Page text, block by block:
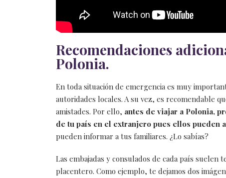
Recomendaciones
Polonia.
En toda situación de emergencia es muy
autoridades locales. A su vez, es recomendable
amistades. Por ello, antes de viajar a Polonia,
de tu país en el extranjero pues ellos pueden
pueden informar a tus familiares. ¿Lo sabías?
Las embajadas y consulados de cada país
placentero. Como ejemplo, te dejamos dos